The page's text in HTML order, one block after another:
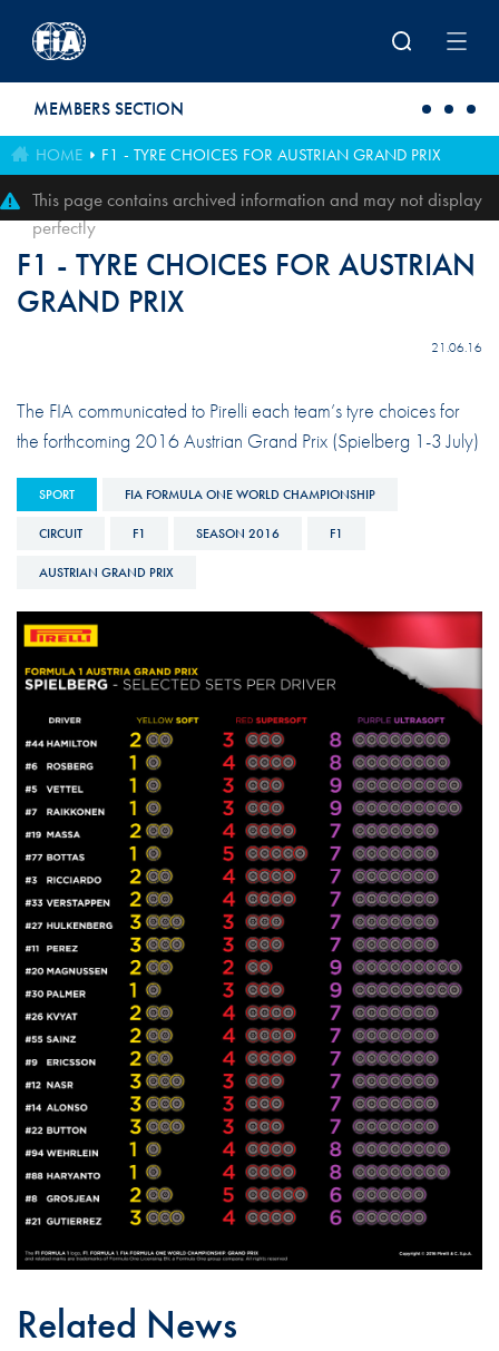
MEMBERS SECTION
HOME F1 - TYRE CHOICES FOR AUSTRIAN GRAND PRIX
This page contains archived information and may not display
perfectly
F1 - TYRE CHOICES FOR AUSTRIAN
GRAND PRIX
21.06.16
The FIA communicated to Pirelli each team’s tyre choices for
the forthcoming 2016 Austrian Grand Prix (Spielberg 1-3 July)
SPORT FIA FORMULA ONE WORLD CHAMPIONSHIP
CIRCUIT F1 SEASON 2016 F1
AUSTRIAN GRAND PRIX
Related News